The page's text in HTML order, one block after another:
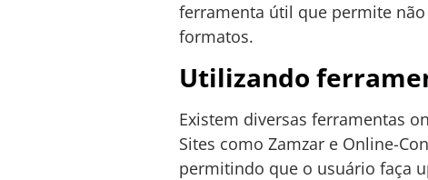
ferramenta útil que permite
formatos.
Utilizando
Existem diversas ferramentas
Sites como Zamzar e Online-
permitindo que o usuário faça